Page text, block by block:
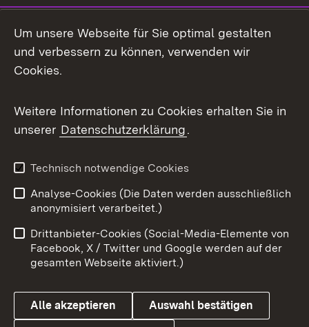
Facebook
X / Twitter
Youtube
Impressum
Kontakt
Barrierefreiheit
Datenschutz
Cookies
Um unsere Webseite für Sie optimal gestalten
und verbessern zu können, verwenden wir
Cookies.
Weitere Informationen zu Cookies erhalten Sie in
unserer Datenschutzerklärung.
Technisch notwendige Cookies
Analyse-Cookies (Die Daten werden ausschließlich
anonymisiert verarbeitet.)
Drittanbieter-Cookies (Social-Media-Elemente von
Facebook, X / Twitter und Google werden auf der
gesamten Webseite aktiviert.)
Alle akzeptieren Auswahl bestätigen